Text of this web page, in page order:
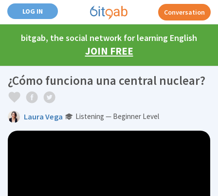
LOG IN Conversation
bitgab, the social network for learning English
JOIN FREE
¿Cómo funciona una central nuclear?
Laura Vega Listening — Beginner Level